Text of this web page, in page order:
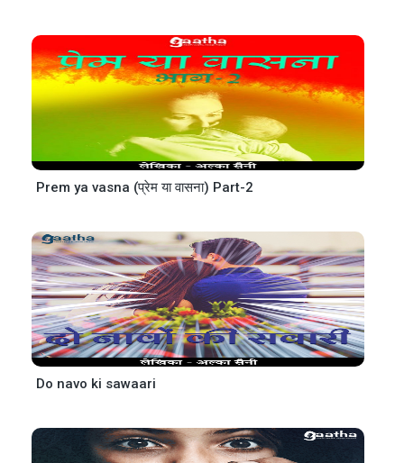
Prem ya vasna (प्रेम या वासना) Part-2
Do navo ki sawaari